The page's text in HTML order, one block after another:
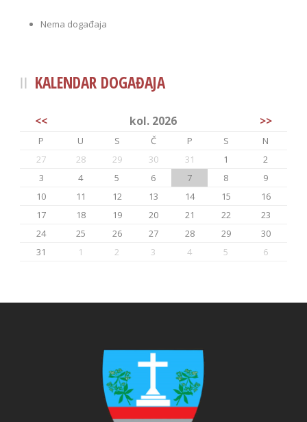
Nema događaja
KALENDAR DOGAĐAJA
<< kol. 2026 >>
P U S Č P S
N
27
28 29 30 31 1
2
3
4 5 6 7 8
9
10
11 12 13 14 15
16
17
18 19 20 21 22
23
24
25 26 27 28 29
30
31
1 2 3 4 5 6